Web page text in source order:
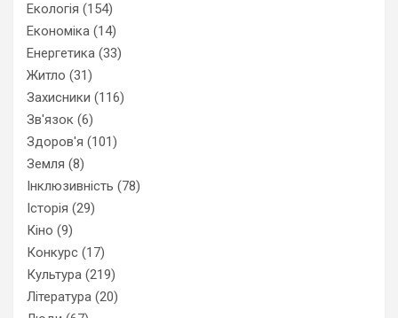
Екологія (154)
Економіка (14)
Енергетика (33)
Житло (31)
Захисники (116)
Зв'язок (6)
Здоров'я (101)
Земля (8)
Інклюзивність (78)
Історія (29)
Кіно (9)
Конкурс (17)
Культура (219)
Література (20)